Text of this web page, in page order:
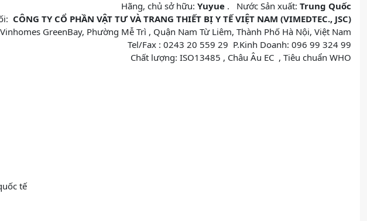
Hãng, chủ sở hữu: Yuyue . Nước Sản xuất: Trung Quốc
CÔNG TY CỔ PHẦN VẬT TƯ VÀ TRANG THIẾT BỊ Y TẾ VIỆT NAM (VIMEDTEC., JSC)
GreenBay, Phường Mễ Trì , Quận Nam Từ Liêm, Thành Phố Hà Nội, Việt Nam
Tel/Fax : 0243 20 559 29 P.Kinh Doanh: 096 99 324 99
Chất lượng: ISO13485 , Châu Âu EC , Tiêu chuẩn WHO
tế